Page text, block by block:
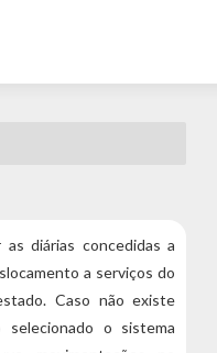
diárias concedidas a
a serviços do
Caso não existe
selecionado o sistema